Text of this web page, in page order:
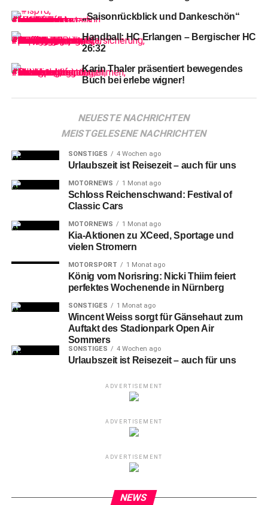
freuen uns sehr, dass die wirklich gelungenen
Arbeiten nach einer Lobenden Erwähnung im Rahmen
Bezirk Mittelfranken gewürdigt werden. Damit wurde uns
Denkmalschutz können“, stellt wbg-Geschäftsführer Ralf
Schekira beim Erhalt der Urkunde fest.
Text: wbg-Nürnberg
Titelfoto: Luftaufnahme der Anlage von Oliver Heinl
teilen teilen
RELATED TOPICS:
AMT FÜR INTERNATIONALE BEZIEHUNGEN
DENKMALPREIS
DEUTSCHE SPIELE ARCHIV
DOKUMENTATIONSZENTRUM
FEMBO-HAUS
FERNMELDETURM
FILMHAUS NÜRNBERG
KULTURZENTRUM
KUNSTHALLE
KUNSTVILLA
MEMORIUM NÜRNBERGER PROZESSE
MUSEUM INDUSTRIEKULTUR
NUREMBERG
ORIGINAL REGIONAL
STAATSTHEATER NÜRNBERG
STADT NÜRNBERG
STÄDTEPARTNERSCHAFT
TIERGARTEN
„Saisonrückblick und Dankeschön“
Handball: HC Erlangen – Bergischer HC
26:32
Karin Thaler präsentiert bewegendes
Buch bei erlebe wigner!
NEUESTE NACHRICHTEN
MEISTGELESENE NACHRICHTEN
SONSTIGES 4 Wochen ago
Urlaubszeit ist Reisezeit – auch für uns
MOTORNEWS 1 Monat ago
Schloss Reichenschwand: Festival of
Classic Cars
MOTORNEWS 1 Monat ago
Kia-Aktionen zu XCeed, Sportage und
vielen Stromern
MOTORSPORT 1 Monat ago
König vom Norisring: Nicki Thiim feiert
perfektes Wochenende in Nürnberg
SONSTIGES 1 Monat ago
Wincent Weiss sorgt für Gänsehaut zum
Auftakt des Stadionpark Open Air
Sommers
SONSTIGES 4 Wochen ago
Urlaubszeit ist Reisezeit – auch für uns
ADVERTISEMENT
ADVERTISEMENT
ADVERTISEMENT
NEWS